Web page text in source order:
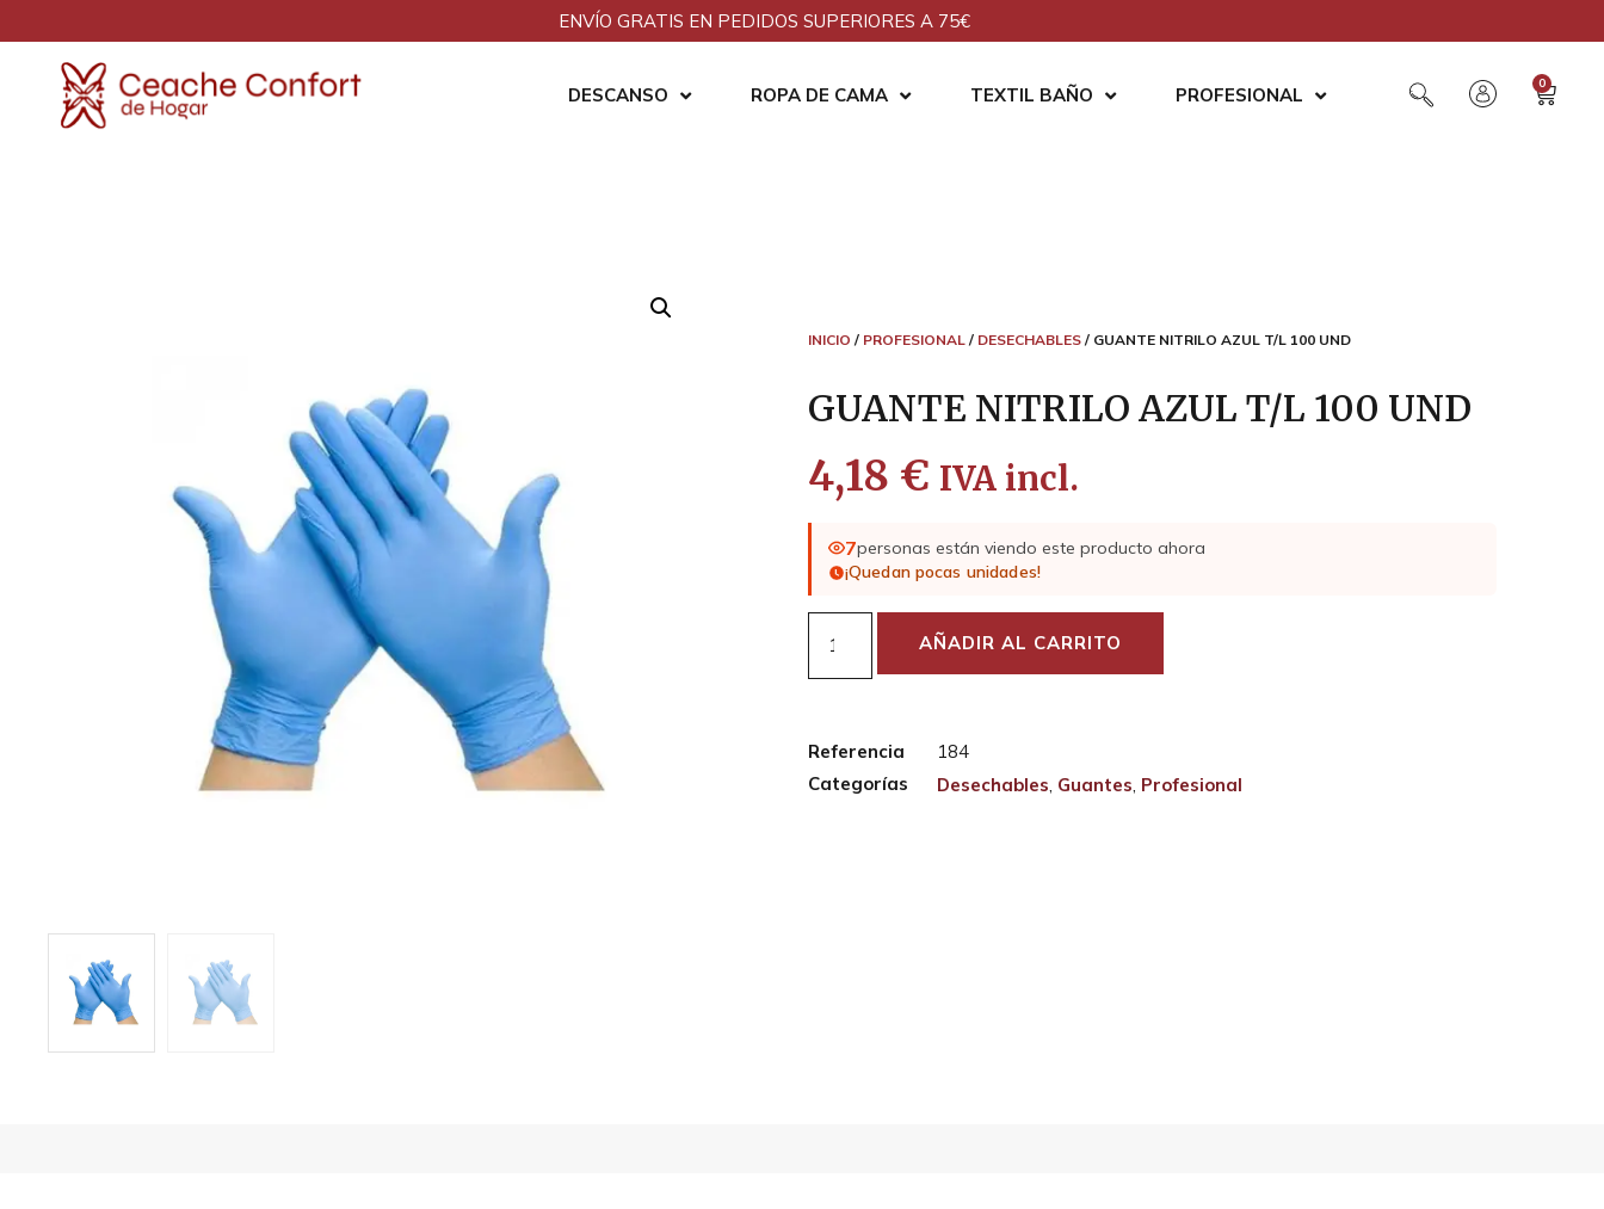
ENVÍO GRATIS EN PEDIDOS SUPERIORES A 75€
DESCANSO ROPA DE CAMA TEXTIL BAÑO PROFESIONAL
0
INICIO / PROFESIONAL/ DESECHABLES/ GUANTE NITRILO AZUL T/L 100 UND
GUANTE NITRILO AZUL T/L 100 UND
4,18 € IVA incl.
7personas están viendo este producto ahora
¡Quedan pocas unidades!
AÑADIR AL CARRITO
Referencia
184
Categorías
Desechables, Guantes, Profesional